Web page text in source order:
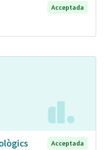
Acceptada
Acceptada